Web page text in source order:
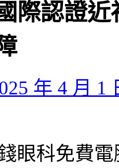
際認證
年 4 月 1
眼科免費